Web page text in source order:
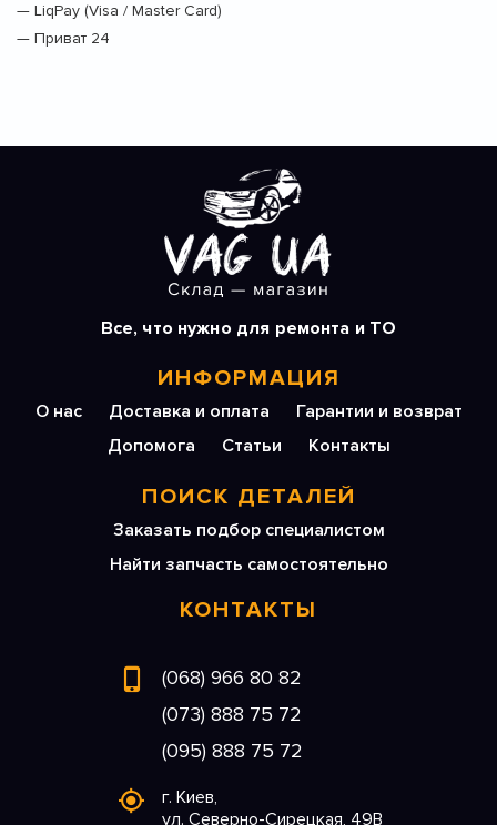
— LiqPay (Visa / Master Card)
— Приват 24
Все, что нужно для ремонта и ТО
ИНФОРМАЦИЯ
О нас Доставка и оплата
Гарантии и возврат
Допомога
Статьи Контакты
ПОИСК ДЕТАЛЕЙ
Заказать подбор специалистом
Найти запчасть самостоятельно
КОНТАКТЫ
(068) 966 80 82
(073) 888 75 72
(095) 888 75 72
г. Киев,
ул. Северно-Сирецкая, 49В